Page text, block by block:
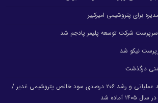
برای پتروشیمی امیرکبیر
سرپرست شرکت توسعه پلیمر پادجم شد
نیکو شد
درگذشت
رشد ۲۴ درصدی درآمد عملیاتی و رشد ۲۰۶ درصدی سود خالص پتروشیمی غدیر /
آماده شد